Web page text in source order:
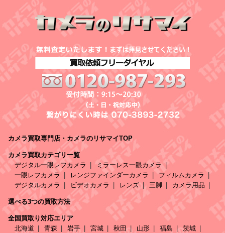
カメラ買取専門店・カメラのリサマイTOP
カメラ買取カテゴリ一覧
デジタル一眼レフカメラ
ミラーレス一眼カメラ
一眼レフカメラ
レンジファインダーカメラ
フィルムカメラ
デジタルカメラ
ビデオカメラ レンズ 三脚 カメラ用品
選べる3つの買取方法
全国買取り対応エリア
北海道
青森 岩手 宮城 秋田 山形 福島
茨城